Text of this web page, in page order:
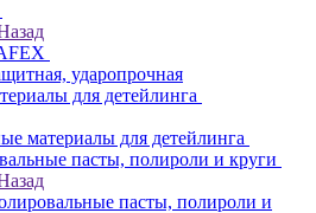
ударопрочная
для детейлинга
материалы для детейлинга
пасты, полироли и круги
пасты, полироли и